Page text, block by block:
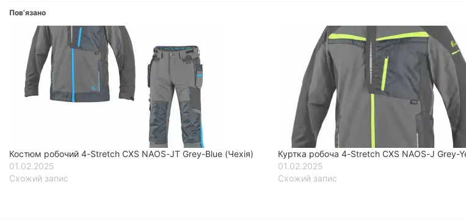
Пов’язано
Костюм робочий 4-Stretch CXS NAOS-JT Grey-Blue (Чехія)
01.02.2025
Схожий запис
Куртка робоча 4-Stretch CXS NAOS-J Grey-
01.02.2025
Схожий запис